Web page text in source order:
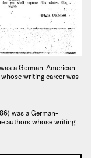
a German-American
writing career was
was a German-
authors whose writing